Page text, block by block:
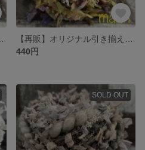
440円
SOLD OUT